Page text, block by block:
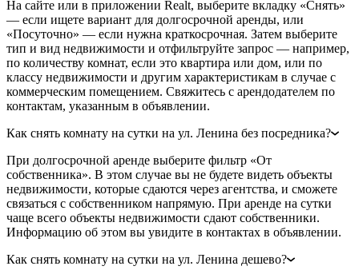
На сайте или в приложении Realt, выберите вкладку «Снять»
— если ищете вариант для долгосрочной аренды, или
«Посуточно» — если нужна краткосрочная. Затем выберите
тип и вид недвижимости и отфильтруйте запрос — например,
по количеству комнат, если это квартира или дом, или по
классу недвижимости и другим характеристикам в случае с
коммерческим помещением. Свяжитесь с арендодателем по
контактам, указанным в объявлении.
Как снять комнату на сутки на ул. Ленина без посредника?
При долгосрочной аренде выберите фильтр «От
собственника». В этом случае вы не будете видеть объекты
недвижимости, которые сдаются через агентства, и сможете
связаться с собственником напрямую. При аренде на сутки
чаще всего объекты недвижимости сдают собственники.
Информацию об этом вы увидите в контактах в объявлении.
Как снять комнату на сутки на ул. Ленина дешево?